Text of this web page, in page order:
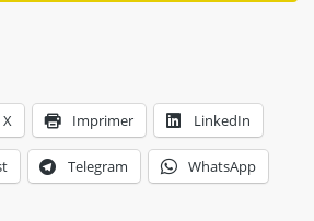
X Imprimer LinkedIn
Telegram WhatsApp